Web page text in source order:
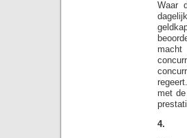
Waar
macht
met
4.